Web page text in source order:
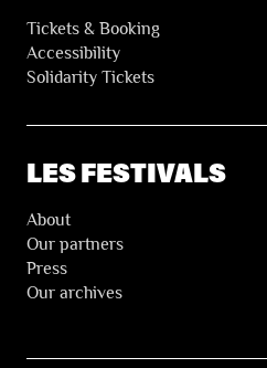
Tickets & Booking
Accessibility
Solidarity Tickets
LES FESTIVALS
About
Our partners
Press
Our archives